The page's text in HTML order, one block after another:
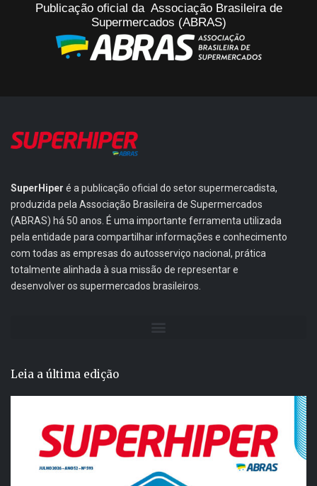
Publicação oficial da Associação Brasileira de
Supermercados (ABRAS)
SuperHiper é a publicação oficial do setor supermercadista,
produzida pela Associação Brasileira de Supermercados
(ABRAS) há 50 anos. É uma importante ferramenta utilizada
pela entidade para compartilhar informações e conhecimento
com todas as empresas do autosserviço nacional, prática
totalmente alinhada à sua missão de representar e
desenvolver os supermercados brasileiros.
Leia a última edição